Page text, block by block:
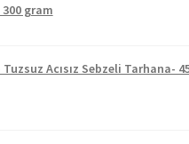
gram
Acısız Sebzeli Tarhana-